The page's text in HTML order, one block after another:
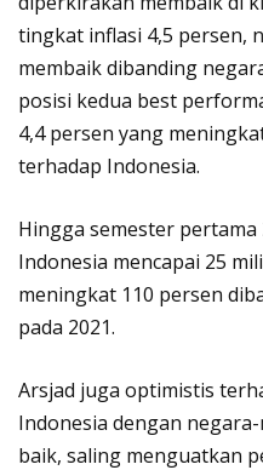
tingkat inflasi 4,5 persen,
membaik dibanding
posisi kedua best
4,4 persen yang
terhadap Indonesia.
Hingga semester
Indonesia mencapai 25
meningkat 110 persen
pada 2021.
Arsjad juga optimistis
Indonesia dengan
baik, saling menguatkan